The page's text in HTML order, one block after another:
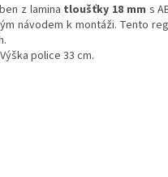
z lamina tloušťky 18 mm s
návodem k montáži. Tento
police 33 cm.